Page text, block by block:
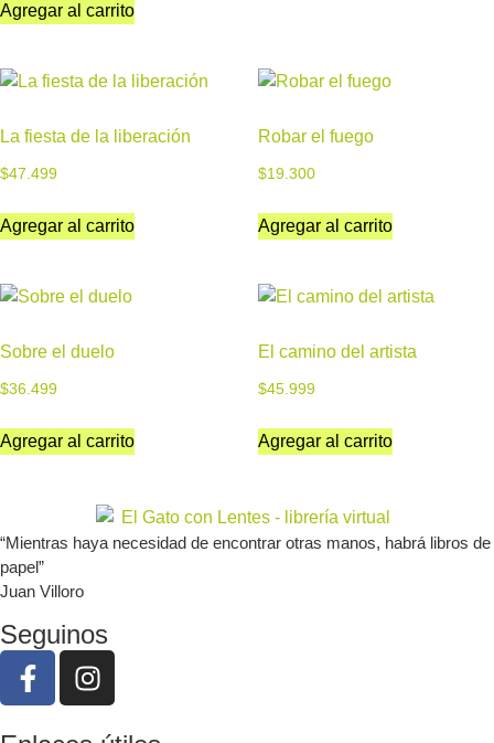
Agregar al carrito
La fiesta de la liberación
$47.499
Agregar al carrito
Robar el fuego
$19.300
Agregar al carrito
Sobre el duelo
$36.499
Agregar al carrito
El camino del artista
$45.999
Agregar al carrito
“Mientras haya necesidad de encontrar otras manos, habrá libros de
papel”
Juan Villoro
Seguinos